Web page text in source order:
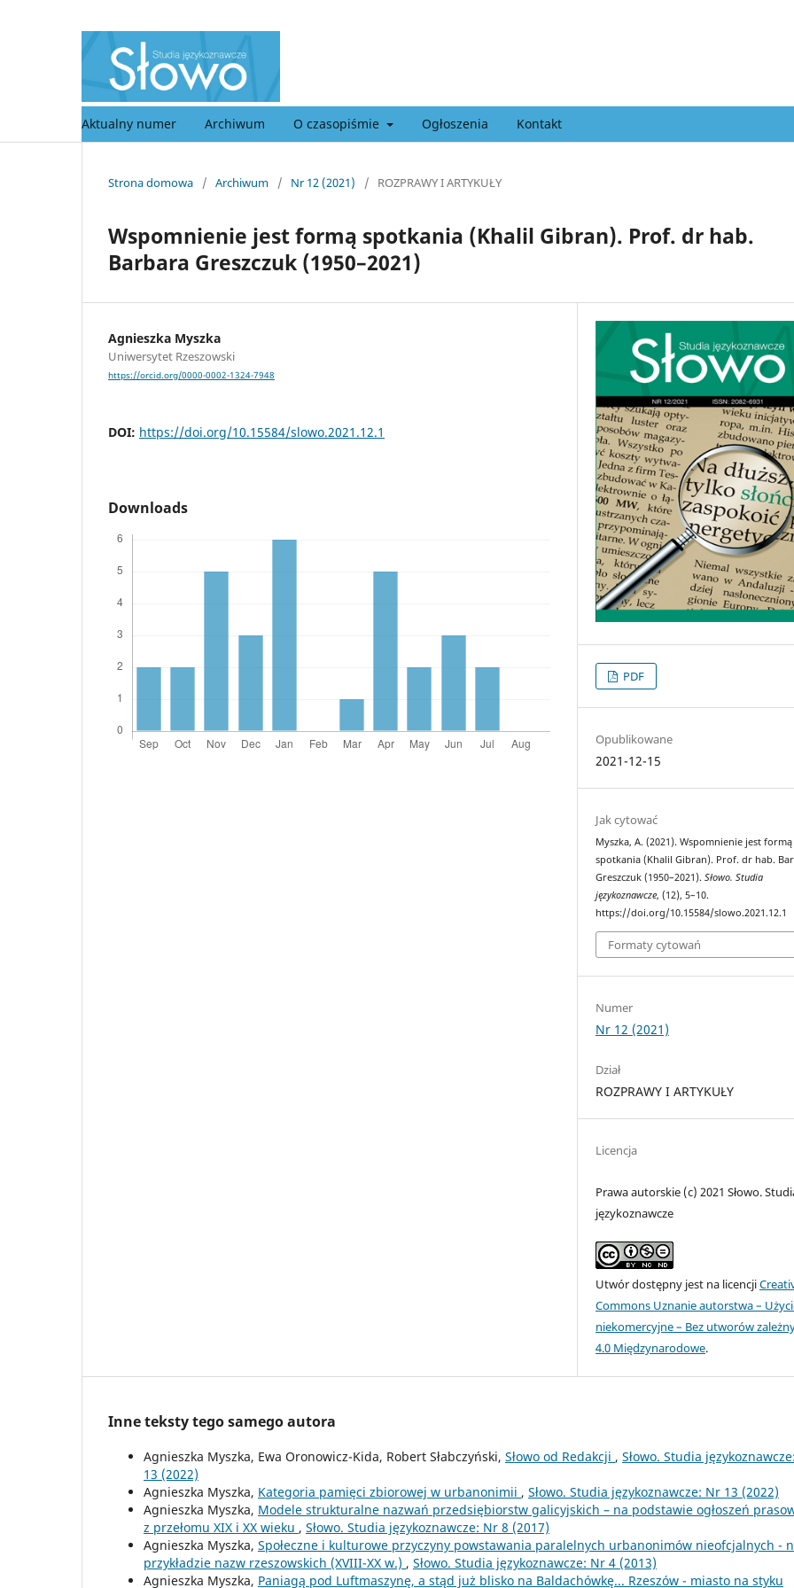
Aktualny numer Archiwum O czasopiśmie Ogłoszenia Kontakt
Strona domowa / Archiwum / Nr 12 (2021) / ROZPRAWY I ARTYKUŁY
Wspomnienie jest formą spotkania (Khalil Gibran). Prof. dr hab.
Barbara Greszczuk (1950–2021)
Agnieszka Myszka
Uniwersytet Rzeszowski
https://orcid.org/0000-0002-1324-7948
DOI: https://doi.org/10.15584/slowo.2021.12.1
Downloads
PDF
Opublikowane
2021-12-15
Jak cytować
Myszka, A. (2021). Wspomnienie jest formą
spotkania (Khalil Gibran). Prof. dr hab.
Greszczuk (1950–2021).Słowo. Studia
językoznawcze, (12), 5–10.
https://doi.org/10.15584/slowo.2021.12.1
Formaty cytowań
Numer
Nr 12 (2021)
Dział
ROZPRAWY I ARTYKUŁY
Licencja
Prawa autorskie (c) 2021 Słowo.
językoznawcze
Utwór dostępny jest na licencji
Commons Uznanie autorstwa –
niekomercyjne – Bez utworów
4.0 Międzynarodowe.
Inne teksty tego samego autora
Agnieszka Myszka, Ewa Oronowicz-Kida, Robert Słabczyński, Słowo od Redakcji , Słowo. Studia
13 (2022)
Agnieszka Myszka, Kategoria pamięci zbiorowej w urbanonimii , Słowo. Studia językoznawcze: Nr 13 (2022)
Agnieszka Myszka, Modele strukturalne nazwań przedsiębiorstw galicyjskich – na podstawie ogłoszeń
z przełomu XIX i XX wieku , Słowo. Studia językoznawcze: Nr 8 (2017)
Agnieszka Myszka, Społeczne i kulturowe przyczyny powstawania paralelnych urbanonimów nieofcjalnych -
przykładzie nazw rzeszowskich (XVIII-XX w.) , Słowo. Studia językoznawcze: Nr 4 (2013)
Agnieszka Myszka, Paniagą pod Luftmaszynę, a stąd już blisko na Baldachówkę... Rzeszów - miasto na styku